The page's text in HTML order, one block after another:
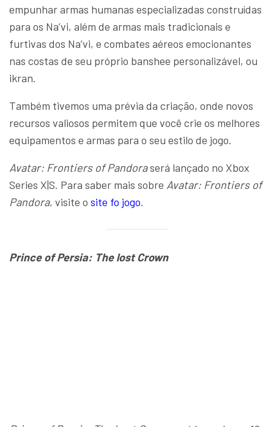
empunhar armas humanas especializadas construídas
para os Na’vi, além de armas mais tradicionais e
furtivas dos Na’vi, e combates aéreos emocionantes
nas costas de seu próprio banshee personalizável, ou
ikran.
Também tivemos uma prévia da criação, onde novos
recursos valiosos permitem que você crie os melhores
equipamentos e armas para o seu estilo de jogo.
Avatar: Frontiers of Pandoraserá lançado no Xbox
Series X|S. Para saber mais sobre Avatar: Frontiers of
Pandora, visite o site fo jogo.
Prince of Persia: The lost Crown